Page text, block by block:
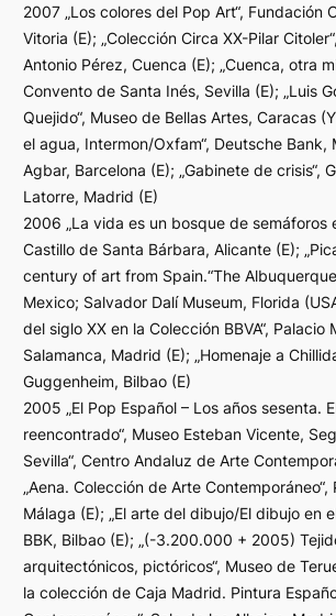
2007 „Los colores del Pop Art“, Fundación
Vitoria (E); „Colección Circa XX-Pilar
Antonio Pérez, Cuenca (E); „Cuenca, otra
Convento de Santa Inés, Sevilla (E); „Luis
Quejido“, Museo de Bellas Artes, Caracas
el agua, Intermon/Oxfam“, Deutsche Bank,
Agbar, Barcelona (E); „Gabinete de crisis“,
Latorre, Madrid (E)
2006 „La vida es un bosque de semáforos
Castillo de Santa Bárbara, Alicante (E);
century of art from Spain.“The
Mexico; Salvador Dalí Museum, Florida
del siglo XX en la Colección BBVA“, Palacio
Salamanca, Madrid (E); „Homenaje a
Guggenheim, Bilbao (E)
2005 „El Pop Español – Los años sesenta.
reencontrado“, Museo Esteban Vicente,
Sevilla“, Centro Andaluz de Arte
„Aena. Colección de Arte Contemporáneo“,
Málaga (E); „El arte del dibujo/El dibujo en
BBK, Bilbao (E); „(-3.200.000 + 2005)
arquitectónicos, pictóricos“, Museo de
la colección de Caja Madrid. Pintura